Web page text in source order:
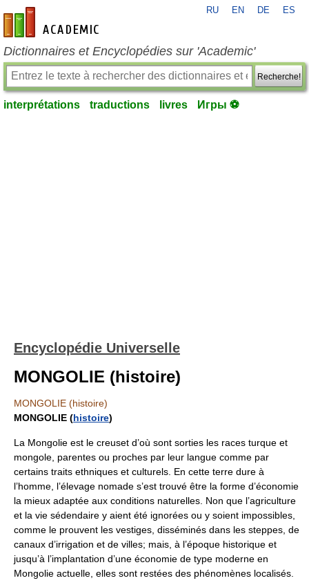
fr-academic.com
RU EN DE ES
Dictionnaires et Encyclopédies sur 'Academic'
Recherche!
interprétations traductions livres Игры ⚽
Encyclopédie Universelle
MONGOLIE (histoire)
MONGOLIE (histoire)
MONGOLIE (histoire)
La Mongolie est le creuset d’où sont sorties les races turque et
mongole, parentes ou proches par leur langue comme par
certains traits ethniques et culturels. En cette terre dure à
l’homme, l’élevage nomade s’est trouvé être la forme d’économie
la mieux adaptée aux conditions naturelles. Non que l’agriculture
et la vie sédendaire y aient été ignorées ou y soient impossibles,
comme le prouvent les vestiges, disséminés dans les steppes, de
canaux d’irrigation et de villes; mais, à l’époque historique et
jusqu’à l’implantation d’une économie de type moderne en
Mongolie actuelle, elles sont restées des phénomènes localisés.